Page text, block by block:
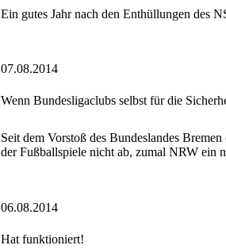
Ein gutes Jahr nach den Enthüllungen des
07.08.2014
Wenn Bundesligaclubs selbst für die
Seit dem Vorstoß des Bundeslandes
der Fußballspiele nicht ab, zumal NRW ein
06.08.2014
Hat funktioniert!